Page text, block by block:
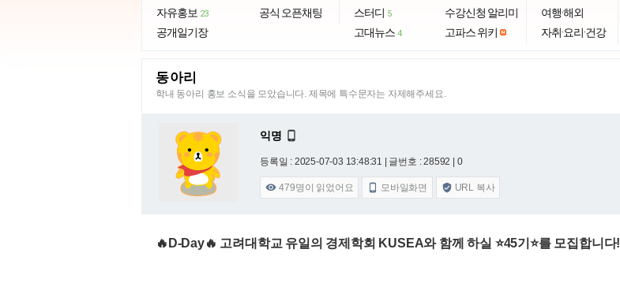
자유홍보 23
공개일기장
공식 오픈채팅 스터디 5
고대뉴스 4
수강신청 알리미
고파스 위키
여행·해외
자취·요리·건강
동아리
학내 동아리 홍보 소식을 모았습니다. 제목에 특수문자는 자제해주세요.
익명 
등록일 : 2025-07-03 13:48:31 | 글번호 : 28592 | 0
 479명이 읽었어요  모바일화면  URL 복사
🔥D-Day🔥 고려대학교 유일의 경제학회 KUSEA와 함께 하실 ⭐️45기⭐️를 모집합니다!